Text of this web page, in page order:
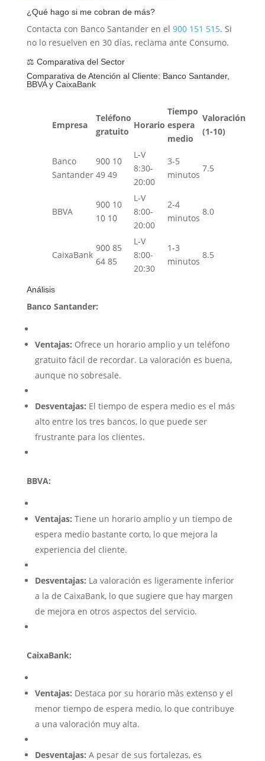
¿Qué hago si me cobran de más?
Contacta con Banco Santander en el 900 151 515. Si
no lo resuelven en 30 días, reclama ante Consumo.
⚖️ Comparativa del Sector
Comparativa de Atención al Cliente: Banco Santander,
BBVA y CaixaBank
Empresa
Teléfono
gratuito
Horario
Tiempo
espera
medio
Valoración
(1-10)
Banco
Santander
900 10
49 49
L-V
8:30-
20:00
3-5
minutos
7.5
BBVA
900 10
10 10
L-V
8:00-
20:00
2-4
minutos
8.0
CaixaBank
900 85
64 85
L-V
8:00-
20:30
1-3
minutos
8.5
Análisis
Banco Santander:
Ventajas: Ofrece un horario amplio y un teléfono
gratuito fácil de recordar. La valoración es buena,
aunque no sobresale.
Desventajas: El tiempo de espera medio es el más
alto entre los tres bancos, lo que puede ser
frustrante para los clientes.
BBVA:
Ventajas: Tiene un horario amplio y un tiempo de
espera medio bastante corto, lo que mejora la
experiencia del cliente.
Desventajas: La valoración es ligeramente inferior
a la de CaixaBank, lo que sugiere que hay margen
de mejora en otros aspectos del servicio.
CaixaBank:
Ventajas: Destaca por su horario más extenso y el
menor tiempo de espera medio, lo que contribuye
a una valoración muy alta.
Desventajas: A pesar de sus fortalezas, es